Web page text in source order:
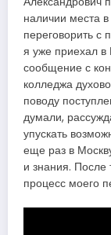
наличии места
переговорить
я уже приехал в
сообщение с
колледжа
поводу
думали,
упускать
еще раз в
и знания. После
процесс моего